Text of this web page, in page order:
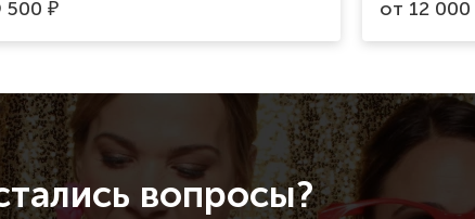
500 ₽ от 12 000
вопросы?